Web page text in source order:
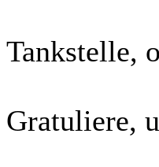
Tankstelle,
Gratuliere,